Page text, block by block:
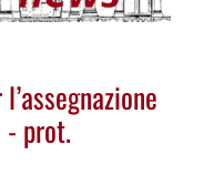
- prot.